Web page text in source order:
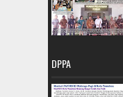
DPPA